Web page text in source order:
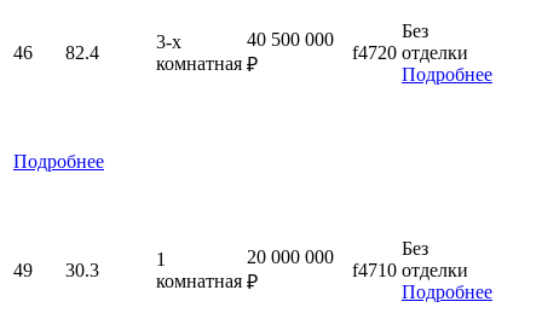
46 82.4
3-x
комнатная
40 500 000
₽
f4720
Без
отделки
Подробнее
Подробнее
49 30.3
1
комнатная
20 000 000
₽
f4710
Без
отделки
Подробнее